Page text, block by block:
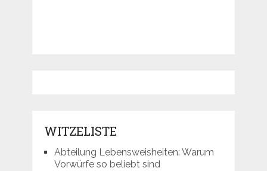
WITZELISTE
Abteilung Lebensweisheiten: Warum
Vorwürfe so beliebt sind